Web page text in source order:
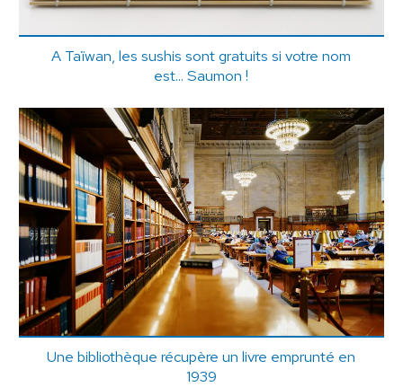
A Taïwan, les sushis sont gratuits si votre nom
est... Saumon !
Une bibliothèque récupère un livre emprunté en
1939